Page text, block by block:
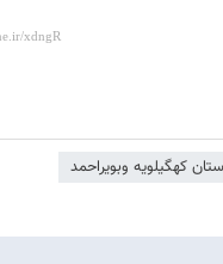
کهگیلویه وبویراحمد